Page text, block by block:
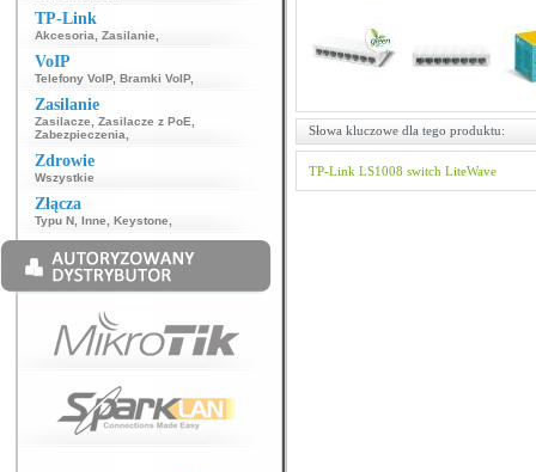
TP-Link
Akcesoria Zasilanie
VoIP
Telefony VoIP, Bramki VoIP,
Zasilanie
Zasilacze Zasilacze z PoE
Zabezpieczenia
Zdrowie
Wszystkie
Złącza
Typu N Inne Keystone
Słowa kluczowe dla tego produktu:
TP-Link LS1008 switch LiteWave